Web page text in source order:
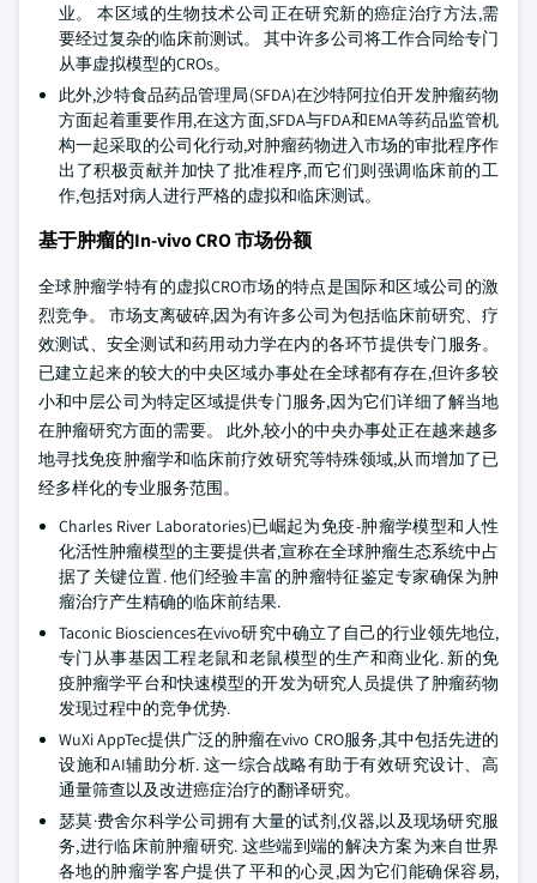
业。 本区域的生物技术公司正在研究新的癌症治疗方法,需
要经过复杂的临床前测试。 其中许多公司将工作合同给专门
从事虚拟模型的CROs。
此外,沙特食品药品管理局(SFDA)在沙特阿拉伯开发肿瘤药物
方面起着重要作用,在这方面,SFDA与FDA和EMA等药品监管机
构一起采取的公司化行动,对肿瘤药物进入市场的审批程序作
出了积极贡献并加快了批准程序,而它们则强调临床前的工
作,包括对病人进行严格的虚拟和临床测试。
基于肿瘤的In-vivo CRO 市场份额
全球肿瘤学特有的虚拟CRO市场的特点是国际和区域公司的激
烈竞争。 市场支离破碎,因为有许多公司为包括临床前研究、疗
效测试、安全测试和药用动力学在内的各环节提供专门服务。
已建立起来的较大的中央区域办事处在全球都有存在,但许多较
小和中层公司为特定区域提供专门服务,因为它们详细了解当地
在肿瘤研究方面的需要。 此外,较小的中央办事处正在越来越多
地寻找免疫肿瘤学和临床前疗效研究等特殊领域,从而增加了已
经多样化的专业服务范围。
Charles River Laboratories)已崛起为免疫-肿瘤学模型和人性
化活性肿瘤模型的主要提供者,宣称在全球肿瘤生态系统中占
据了关键位置. 他们经验丰富的肿瘤特征鉴定专家确保为肿
瘤治疗产生精确的临床前结果.
Taconic Biosciences在vivo研究中确立了自己的行业领先地位,
专门从事基因工程老鼠和老鼠模型的生产和商业化. 新的免
疫肿瘤学平台和快速模型的开发为研究人员提供了肿瘤药物
发现过程中的竞争优势.
WuXi AppTec提供广泛的肿瘤在vivo CRO服务,其中包括先进的
设施和AI辅助分析. 这一综合战略有助于有效研究设计、高
通量筛查以及改进癌症治疗的翻译研究。
瑟莫·费舍尔科学公司拥有大量的试剂,仪器,以及现场研究服
务,进行临床前肿瘤研究. 这些端到端的解决方案为来自世界
各地的肿瘤学客户提供了平和的心灵,因为它们能确保容易,